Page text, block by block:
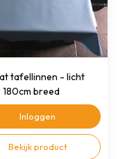
tafellinnen - licht
180cm breed
Inloggen
Bekijk product